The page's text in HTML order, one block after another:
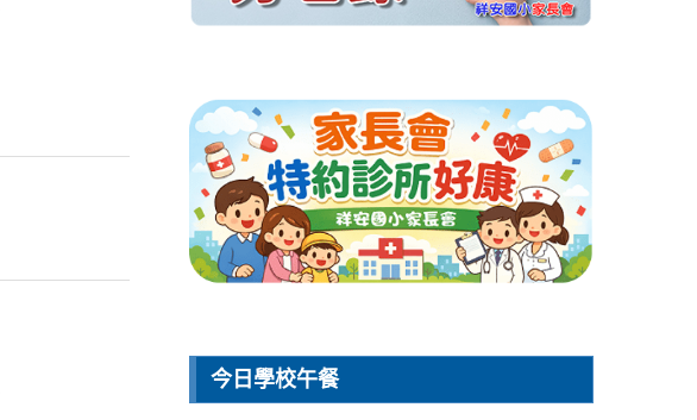
今日學校午餐